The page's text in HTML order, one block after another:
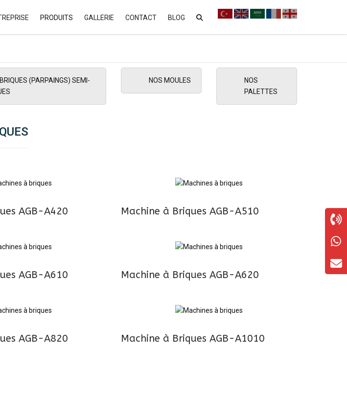
PRODUITS
MACHINES SEMI-AUTO A BLOC DE
GALLERIE CONTACT BLOG
(PARPAINGS) SEMI-
NOS MOULES
NOS
PALETTES
AGB-A420 Machine à Briques AGB-A510
AGB-A610 Machine à Briques AGB-A620
AGB-A820 Machine à Briques AGB-A1010